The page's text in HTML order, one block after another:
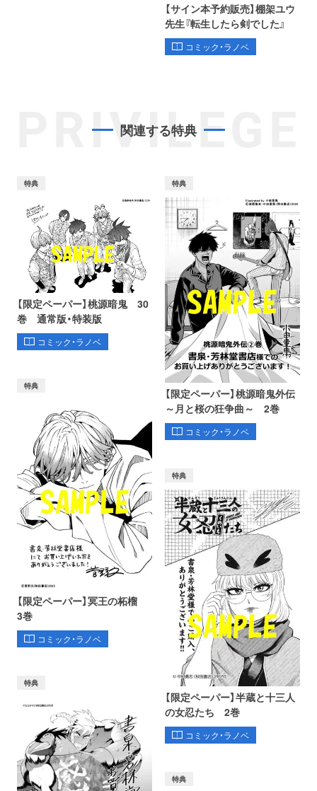
【サイン本予約販売】棚架ユウ
先生『転生したら剣でした』
コミック・ラノベ
PRIVILEGE
関連する特典
特典
【限定ペーパー】桃源暗鬼 30
巻 通常版・特装版
コミック・ラノベ
特典
【限定ペーパー】桃源暗鬼外伝
～月と桜の狂争曲～ 2巻
コミック・ラノベ
特典
【限定ペーパー】冥王の柘榴
3巻
コミック・ラノベ
特典
【限定ペーパー】半蔵と十三人
の女忍たち 2巻
コミック・ラノベ
特典
特典